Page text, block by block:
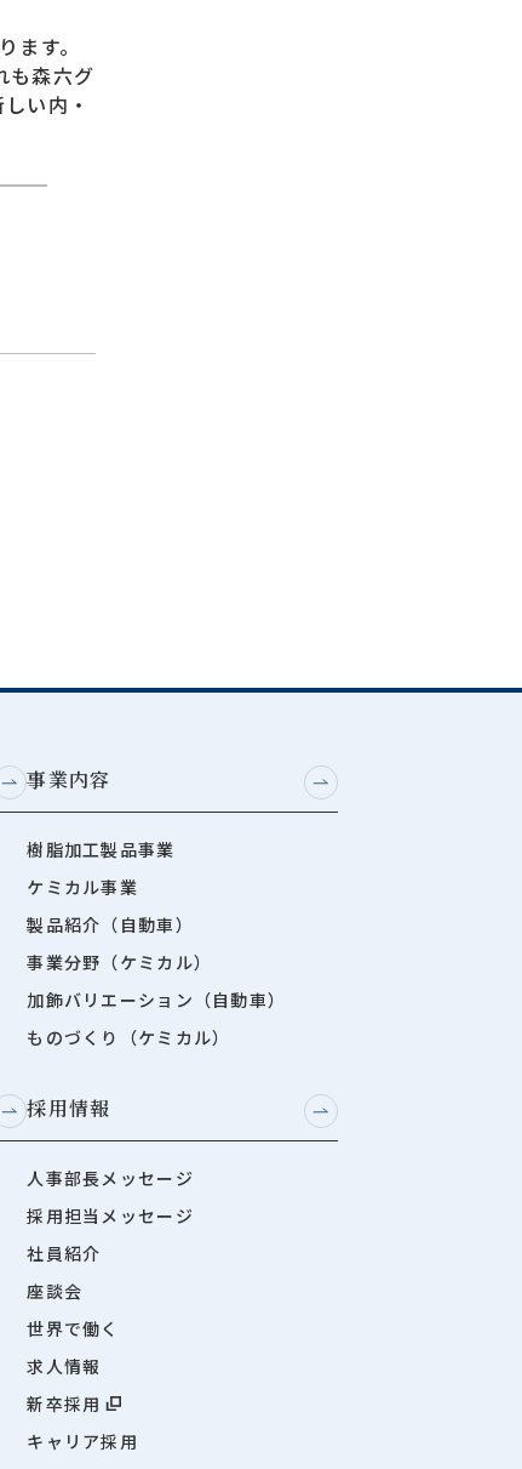
す。
も森六グ
い内・
事業内容
樹脂加工製品事業
ケミカル事業
製品紹介（自動車）
事業分野（ケミカル）
加飾バリエーション（自動車）
ものづくり（ケミカル）
採用情報
人事部長メッセージ
採用担当メッセージ
社員紹介
座談会
世界で働く
求人情報
新卒採用
キャリア採用